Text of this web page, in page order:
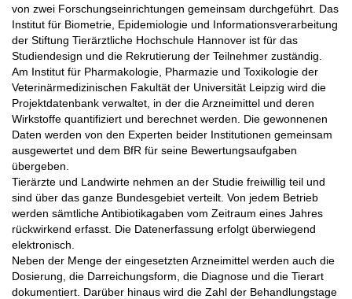
von zwei Forschungseinrichtungen gemeinsam durchgeführt. Das
Institut für Biometrie, Epidemiologie und Informationsverarbeitung
der Stiftung Tierärztliche Hochschule Hannover ist für das
Studiendesign und die Rekrutierung der Teilnehmer zuständig.
Am Institut für Pharmakologie, Pharmazie und Toxikologie der
Veterinärmedizinischen Fakultät der Universität Leipzig wird die
Projektdatenbank verwaltet, in der die Arzneimittel und deren
Wirkstoffe quantifiziert und berechnet werden. Die gewonnenen
Daten werden von den Experten beider Institutionen gemeinsam
ausgewertet und dem BfR für seine Bewertungsaufgaben
übergeben.
Tierärzte und Landwirte nehmen an der Studie freiwillig teil und
sind über das ganze Bundesgebiet verteilt. Von jedem Betrieb
werden sämtliche Antibiotikagaben vom Zeitraum eines Jahres
rückwirkend erfasst. Die Datenerfassung erfolgt überwiegend
elektronisch.
Neben der Menge der eingesetzten Arzneimittel werden auch die
Dosierung, die Darreichungsform, die Diagnose und die Tierart
dokumentiert. Darüber hinaus wird die Zahl der Behandlungstage